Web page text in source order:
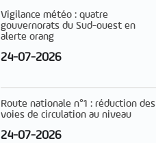
Vigilance météo : quatre
gouvernorats du Sud-ouest en
alerte orang
24-07-2026
Route nationale n°1 : réduction des
voies de circulation au niveau
24-07-2026